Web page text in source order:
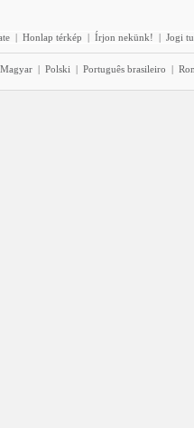
| Honlap térkép | Írjon nekünk! | Jogi
Magyar | Polski | Português brasileiro |